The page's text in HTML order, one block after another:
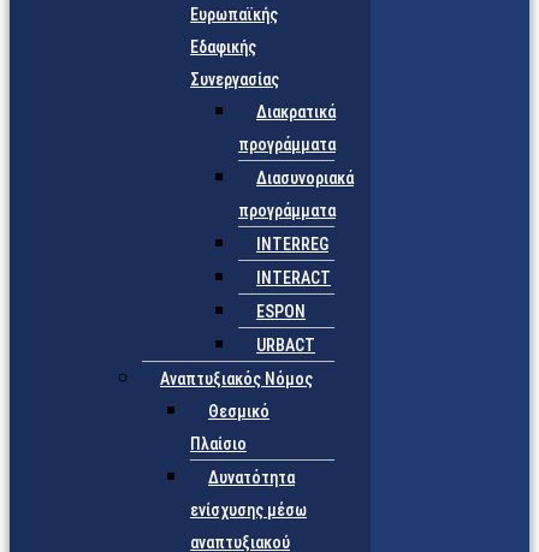
Ευρωπαϊκής
Εδαφικής
Συνεργασίας
Διακρατικά
προγράμματα
Διασυνοριακά
προγράμματα
INTERREG
INTERACT
ESPON
URBACT
Αναπτυξιακός Νόμος
Θεσμικό
Πλαίσιο
Δυνατότητα
ενίσχυσης μέσω
αναπτυξιακού